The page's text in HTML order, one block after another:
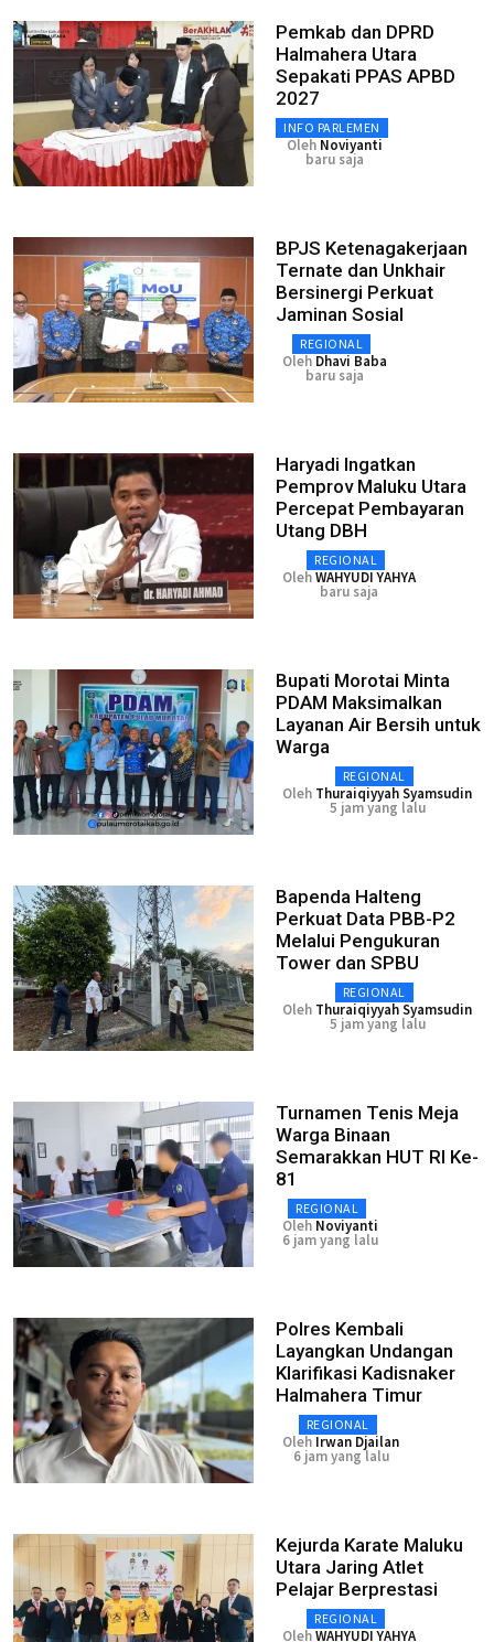
Pemkab dan DPRD
Halmahera Utara
Sepakati PPAS APBD
2027
INFO PARLEMEN
Oleh Noviyanti
baru saja
BPJS Ketenagakerjaan
Ternate dan Unkhair
Bersinergi Perkuat
Jaminan Sosial
REGIONAL
Oleh Dhavi Baba
baru saja
Haryadi Ingatkan
Pemprov Maluku Utara
Percepat Pembayaran
Utang DBH
REGIONAL
OlehWAHYUDI YAHYA
baru saja
Bupati Morotai Minta
PDAM Maksimalkan
Layanan Air Bersih untuk
Warga
REGIONAL
Oleh Thuraiqiyyah Syamsudin
5 jam yang lalu
Bapenda Halteng
Perkuat Data PBB-P2
Melalui Pengukuran
Tower dan SPBU
REGIONAL
Oleh Thuraiqiyyah Syamsudin
5 jam yang lalu
Turnamen Tenis Meja
Warga Binaan
Semarakkan HUT RI Ke-
81
REGIONAL
Oleh Noviyanti
6 jam yang lalu
Polres Kembali
Layangkan Undangan
Klarifikasi Kadisnaker
Halmahera Timur
REGIONAL
Oleh Irwan Djailan
6 jam yang lalu
Kejurda Karate Maluku
Utara Jaring Atlet
Pelajar Berprestasi
REGIONAL
OlehWAHYUDI YAHYA